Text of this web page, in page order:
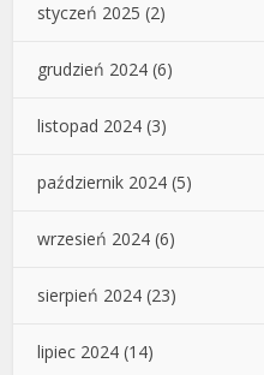
styczeń 2025 (2)
grudzień 2024 (6)
listopad 2024 (3)
październik 2024 (5)
wrzesień 2024 (6)
sierpień 2024 (23)
lipiec 2024 (14)